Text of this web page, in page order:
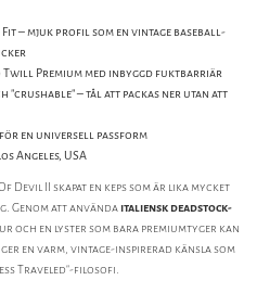
– mjuk profil som en vintage baseball-
Twill Premium med inbyggd fuktbarriär
"crushable" – tål att packas ner utan att
en universell passform
Angeles, USA
Devil II skapat en keps som är lika mycket
Genom att användaitaliensk deadstock-
och en lyster som bara premiumtyger kan
en varm, vintage-inspirerad känsla som
Traveled"-filosofi.